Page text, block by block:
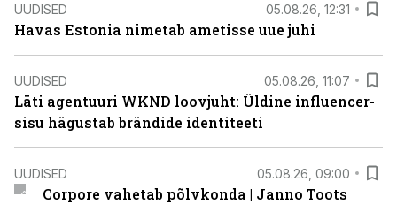
UUDISED 05.08.26, 12:31
Havas Estonia nimetab ametisse uue juhi
UUDISED 05.08.26, 11:07
Läti agentuuri WKND loovjuht: Üldine influencer-
sisu hägustab brändide identiteeti
UUDISED 05.08.26, 09:00
Corpore vahetab põlvkonda | Janno Toots